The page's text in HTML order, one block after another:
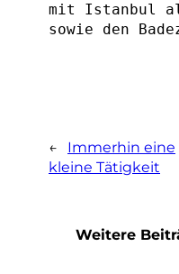
mit Istanbul
sowie den
←
Immerhin eine
kleine Tätigkeit
Weitere